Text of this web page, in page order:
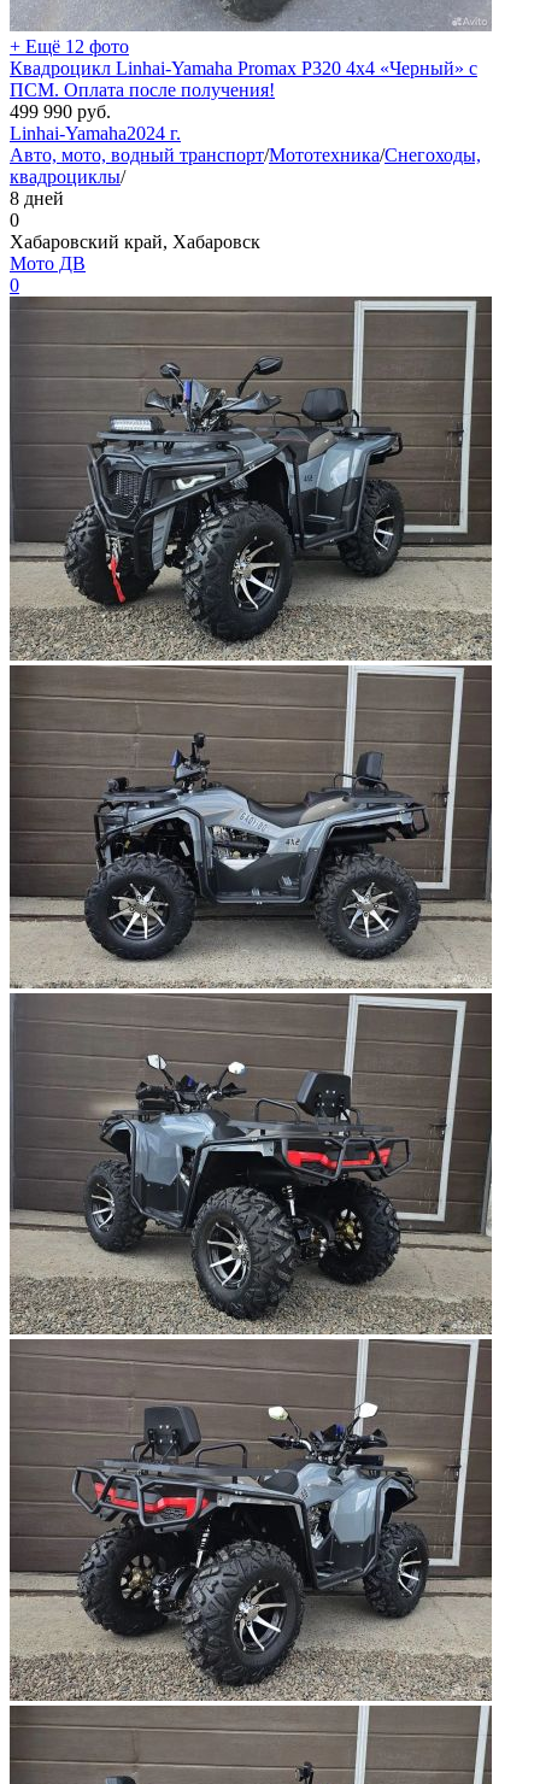
+ Ещё 12 фото
Квадроцикл Linhai-Yamaha Promax P320 4х4 «Черный» с
ПСМ. Оплата после получения!
499 990 руб.
Linhai-Yamaha2024 г.
Авто, мото, водный транспорт/Мототехника/Снегоходы,
квадроциклы/
8 дней
0
Хабаровский край, Хабаровск
Мото ДВ
0